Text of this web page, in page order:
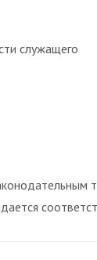
служащего